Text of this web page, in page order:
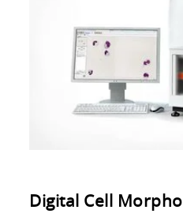
Digital Cell